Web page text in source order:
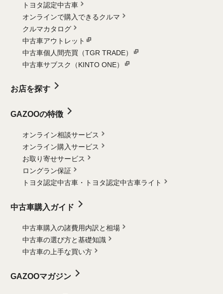
トヨタ認定中古車
オンラインで購入できるクルマ
クルマカタログ
中古車アウトレット
中古車個人間売買（TGR TRADE）
中古車サブスク（KINTO ONE）
お店を探す
GAZOOの特徴
オンライン相談サービス
オンライン購入サービス
お取り寄せサービス
ロングラン保証
トヨタ認定中古車・
トヨタ認定中古車ライト
中古車購入ガイド
中古車購入の諸費用内訳と相場
中古車の選び方と基礎知識
中古車の上手な買い方
GAZOOマガジン